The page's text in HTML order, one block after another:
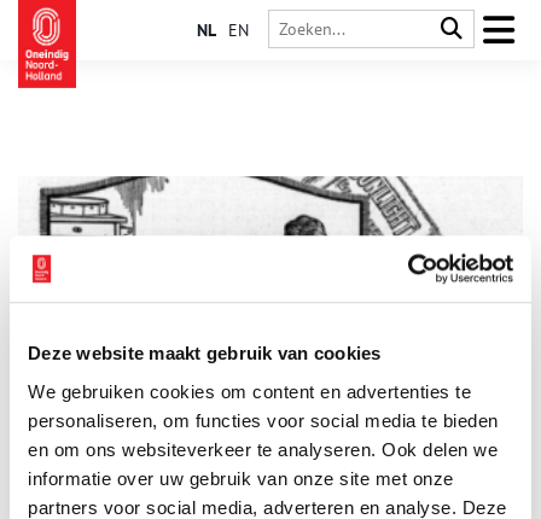
Deze website maakt gebruik van cookies
We gebruiken cookies om content en advertenties te
personaliseren, om functies voor social media te bieden
en om ons websiteverkeer te analyseren. Ook delen we
informatie over uw gebruik van onze site met onze
partners voor social media, adverteren en analyse. Deze
NL EN
Levertraan ‘zonder dien afschuwelijke traansmaak’, opa die met
zijn radiotoestel Amerika en Indië kan ontvangen en
wastobbes met wringer die het ideaal van elke vrouw zijn,
krantenadvertenties uit het begin van de twintigste eeuw
geven een aardig tijdsbeeld.